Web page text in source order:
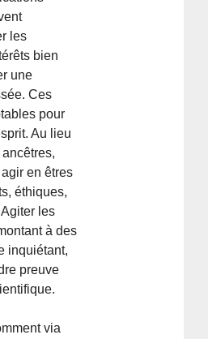
les
bien
une
Ces
pour
Au lieu
en êtres
éthiques,
les
à des
inquiétant,
preuve
via